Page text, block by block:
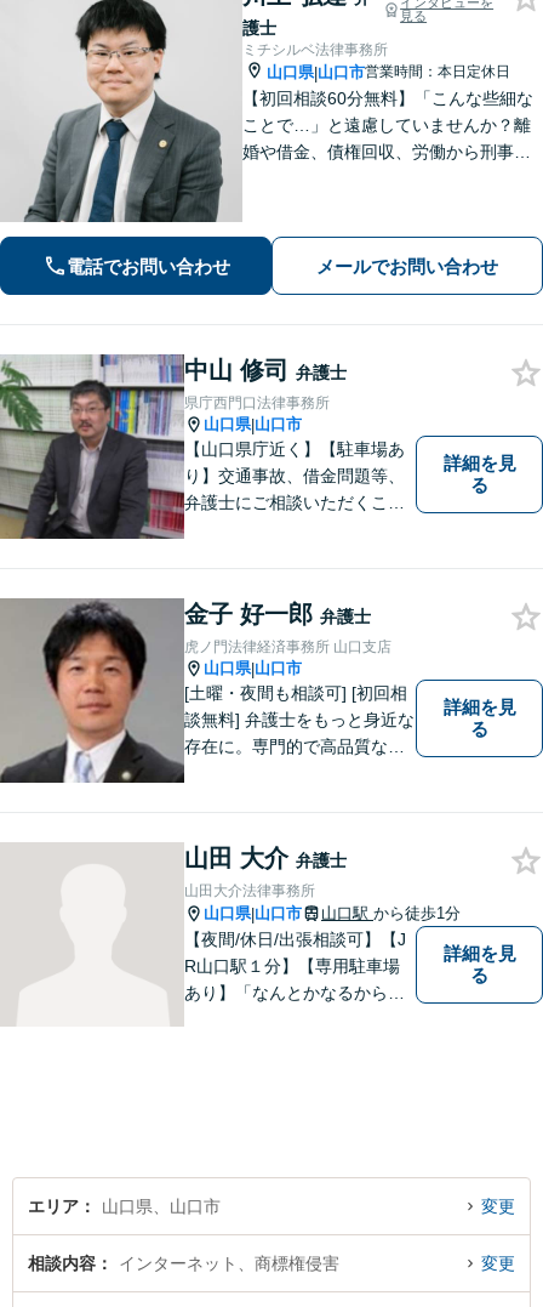
護士
見る
ミチシルベ法律事務所
山口県|山口市営業時間：本日定休日
【初回相談60分無料】「こんな些細な
ことで…」と遠慮していませんか？離
婚や借金、債権回収、労働から刑事事
心誠意お伺いいたします。気軽にご相
談ください
電話でお問い合わせ メールでお問い合わせ
中山 修司 弁護士
県庁西門口法律事務所
山口県|山口市
【山口県庁近く】【駐車場あ
り】交通事故、借金問題等、
弁護士にご相談いただくこと
る弁護士が、客観的視点から
事案を検討し、最適の解決方
法を探ります。
詳細を見
る
金子 好一郎 弁護士
虎ノ門法律経済事務所 山口支店
山口県|山口市
[土曜・夜間も相談可] [初回相
談無料] 弁護士をもっと身近な
存在に。専門的で高品質なリ
詳細を見
る
山田 大介 弁護士
山田大介法律事務所
山口県|山口市 山口駅 から徒歩1分
【夜間/休日/出張相談可】【J
R山口駅１分】【専用駐車場
あり】「なんとかなるから大
詳細を見
る
エリア 山口県、山口市 変更
相談内容 インターネット、商標権侵害 変更